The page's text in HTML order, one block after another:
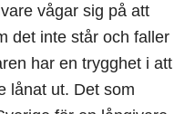
vågar sig på att
det inte står och faller
har en trygghet i att
lånat ut. Det som